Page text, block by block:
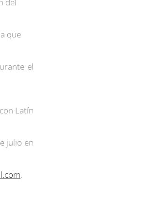
que
el
Latín
julio en
.